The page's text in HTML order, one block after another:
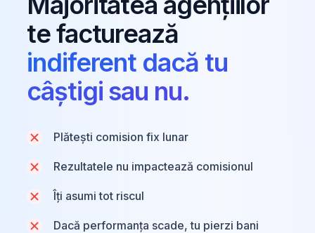
te facturează
indiferent dacă tu
câștigi sau nu.
Plătești comision fix lunar
Rezultatele nu impactează comisionul
Îți asumi tot riscul
Dacă performanța scade, tu pierzi bani